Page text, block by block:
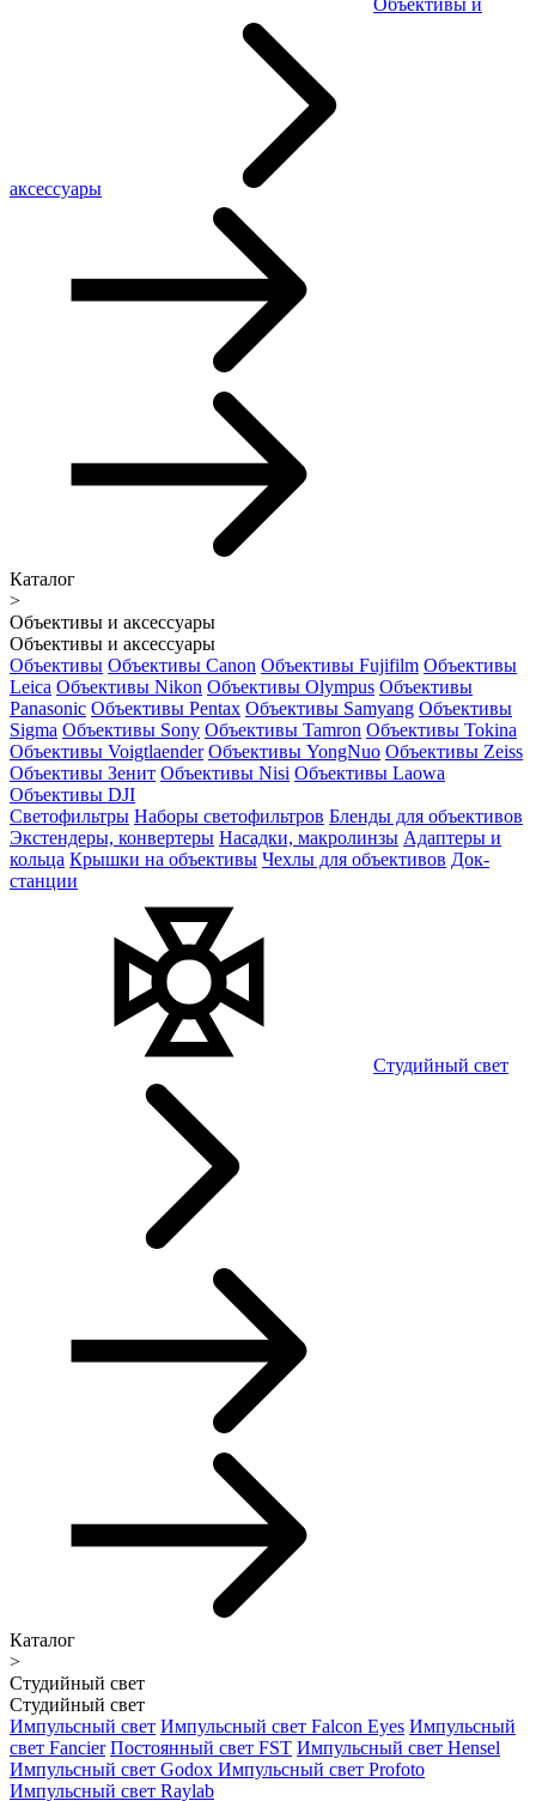
Объективы и
аксессуары
Каталог
>
Объективы и аксессуары
Объективы и аксессуары
Объективы Объективы Canon Объективы Fujifilm Объективы
Leica Объективы Nikon Объективы Olympus Объективы
Panasonic Объективы Pentax Объективы Samyang Объективы
Sigma Объективы Sony Объективы Tamron Объективы Tokina
Объективы Voigtlaender Объективы YongNuo Объективы Zeiss
Объективы Зенит Объективы Nisi Объективы Laowa
Объективы DJI
Светофильтры Наборы светофильтров Бленды для объективов
Экстендеры, конвертеры Насадки, макролинзы Адаптеры и
кольца Крышки на объективы Чехлы для объективов Док-
станции
Студийный свет
Каталог
>
Студийный свет
Студийный свет
Импульсный свет Импульсный свет Falcon Eyes Импульсный
свет Fancier Постоянный свет FST Импульсный свет Hensel
Импульсный свет Godox Импульсный свет Profoto
Импульсный свет Raylab